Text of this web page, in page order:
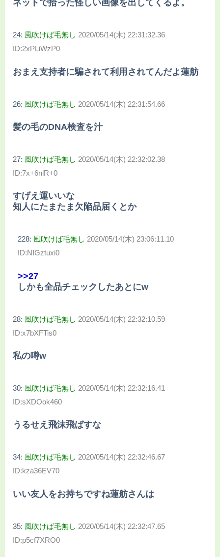
ネットで拾った怪しい画像を出してくるよ。
24: 風吹けば毛無し 2020/05/14(木) 22:31:32.36
ID:2xPLiWzP0
おまえ支持者に騙されて利用されてんだよ蓮舫
26: 風吹けば毛無し 2020/05/14(木) 22:31:54.66
髪の毛のDNA検査を汁
27: 風吹けば毛無し 2020/05/14(木) 22:32:02.38
ID:7x+6nlR+0
すげえ運いいな
知人にたまたま欠陥品届くとか
228: 風吹けば毛無し 2020/05/14(木) 23:06:11.10
ID:NIGztuxi0
>>27
しかも全品チェックしたあとにw
28: 風吹けば毛無し 2020/05/14(木) 22:32:10.59
ID:x7bXFTis0
私の噂w
30: 風吹けば毛無し 2020/05/14(木) 22:32:16.41
ID:sXDOok460
うるせえ飛沫飛ばすな
34: 風吹けば毛無し 2020/05/14(木) 22:32:46.67
ID:kza36EV70
いい友人をお持ちですね蓮舫さんは
35: 風吹けば毛無し 2020/05/14(木) 22:32:47.65
ID:p5cf7XRO0